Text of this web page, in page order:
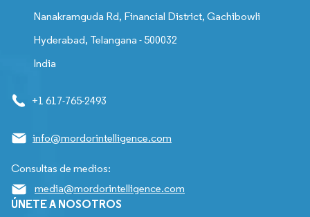
Nanakramguda Rd, Financial District, Gachibowli
Hyderabad, Telangana - 500032
India
+1 617-765-2493
info@mordorintelligence.com
Consultas de medios:
media@mordorintelligence.com
ÚNETE A NOSOTROS